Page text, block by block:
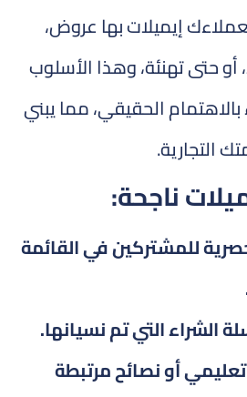
إيميلات بها عروض،
حتى تهنئة، وهذا الأسلوب
الحقيقي، مما يبني
التجارية.
ناجحة:
للمشتركين في القائمة
الشراء التي تم نسيانها.
أو نصائح مرتبطة